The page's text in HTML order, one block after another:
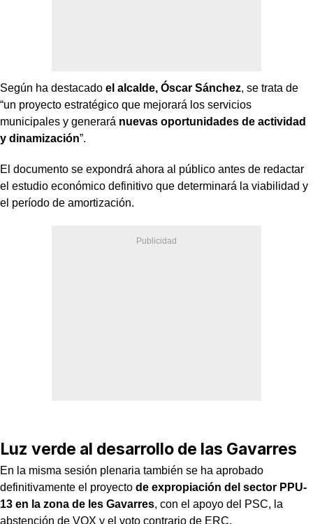
Según ha destacado el alcalde, Óscar Sánchez, se trata de
“un proyecto estratégico que mejorará los servicios
municipales y generará nuevas oportunidades de actividad
y dinamización”.
El documento se expondrá ahora al público antes de redactar
el estudio económico definitivo que determinará la viabilidad y
el período de amortización.
Luz verde al desarrollo de las Gavarres
En la misma sesión plenaria también se ha aprobado
definitivamente el proyecto de expropiación del sector PPU-
13 en la zona de les Gavarres, con el apoyo del PSC, la
abstención de VOX y el voto contrario de ERC.